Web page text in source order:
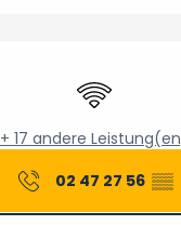
Wi-Fi
+ 17 andere
02 47 27 56 ▒▒